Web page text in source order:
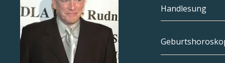
Steinbock
Fische
Handlesung